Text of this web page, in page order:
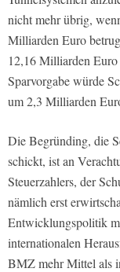
nicht mehr übrig,
Milliarden Euro
12,16 Milliarden
Sparvorgabe würde
um 2,3 Milliarden
Die Begründing, die
schickt, ist an
Steuerzahlers, der
nämlich erst
Entwicklungspolitik
internationalen
BMZ mehr Mittel als